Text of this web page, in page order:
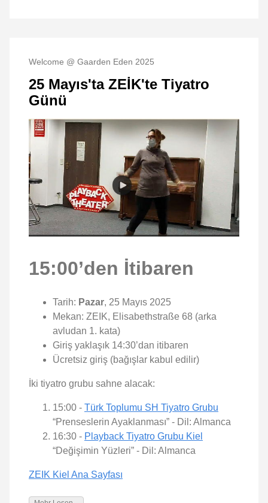
Welcome @ Gaarden Eden 2025
25 Mayıs'ta ZEİK'te Tiyatro
Günü
15:00’den İtibaren
Tarih: Pazar, 25 Mayıs 2025
Mekan: ZEIK, Elisabethstraße 68 (arka
avludan 1. kata)
Giriş yaklaşık 14:30’dan itibaren
Ücretsiz giriş (bağışlar kabul edilir)
İki tiyatro grubu sahne alacak:
15:00 - Türk Toplumu SH Tiyatro Grubu
“Prenseslerin Ayaklanması” - Dil: Almanca
16:30 - Playback Tiyatro Grubu Kiel
“Değişimin Yüzleri” - Dil: Almanca
ZEIK Kiel Ana Sayfası